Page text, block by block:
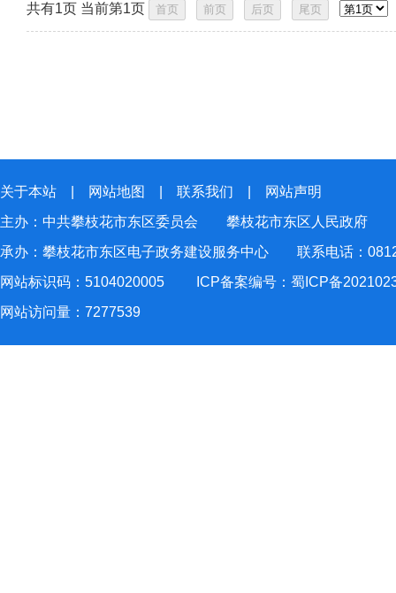
共有1页 当前第1页
关于本站 网站地图 联系我们
网站声明
主办：中共攀枝花市东区委员会 攀枝花市东区人民政府
承办：攀枝花市东区电子政务建设服务中心 联系电话：
网站标识码：5104020005
ICP备案编号：蜀ICP备
网站访问量： 7277539